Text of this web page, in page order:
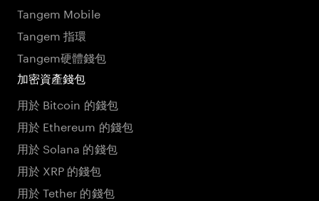
Tangem Mobile
Tangem 指環
Tangem硬體錢包
加密資產錢包
用於 Bitcoin 的錢包
用於 Ethereum 的錢包
用於 Solana 的錢包
用於 XRP 的錢包
用於 Tether 的錢包